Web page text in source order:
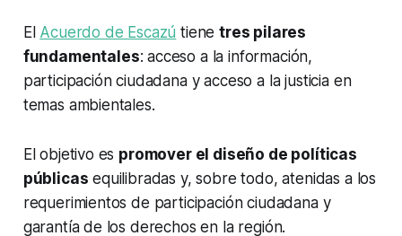
El Acuerdo de Escazú tienetres pilares
fundamentales: acceso a la información,
participación ciudadana y acceso a la justicia en
temas ambientales.
El objetivo es promover el diseño de políticas
públicas equilibradas y, sobre todo, atenidas a los
requerimientos de participación ciudadana y
garantía de los derechos en la región.